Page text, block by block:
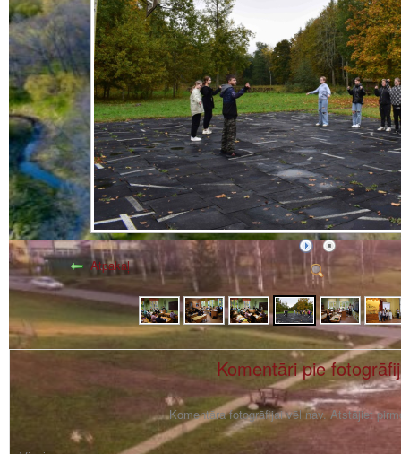
Atpakaļ
Komentāri pie
Komentāra fotogrāfijai vēl nav. Atstājiet